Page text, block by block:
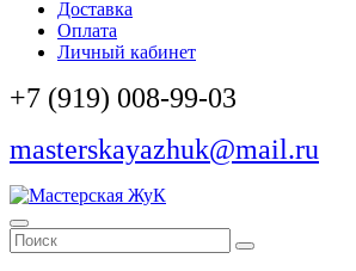
Доставка
Оплата
Личный кабинет
+7 (919) 008-99-03
masterskayazhuk@mail.ru